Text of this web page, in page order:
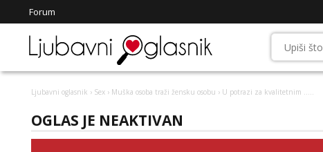
Forum
Ljubavni oglasnik › Sex › Muška osoba traži žensku osobu › U potrazi za kvalitetnim .....
OGLAS JE NEAKTIVAN